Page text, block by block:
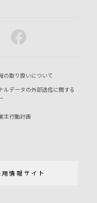
用情報サイト
の取り扱いについて
ルデータの外部送信に関する
主行動計画